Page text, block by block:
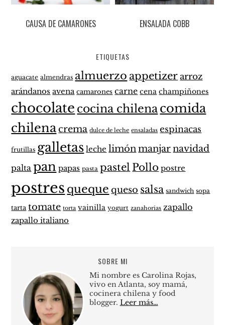
CAUSA DE CAMARONES ENSALADA COBB
ETIQUETAS
aguacate almendras almuerzo appetizer arroz
arándanos avena camarones carne cena champiñones
chocolate cocina chilenacomida
chilenacrema dulce de leche ensaladas espinacas
frutillas galletas leche limónmanjarnavidad
palta pan papas pasta pastel Pollo postre
postres queque queso salsa sandwich sopa
tarta tomate torta vainilla yogurt zanahorias zapallo
zapallo italiano
SOBRE MI
Mi nombre es Carolina Rojas,
vivo en Atlanta, soy mamá,
cocinera chilena y food
blogger. Leer más…